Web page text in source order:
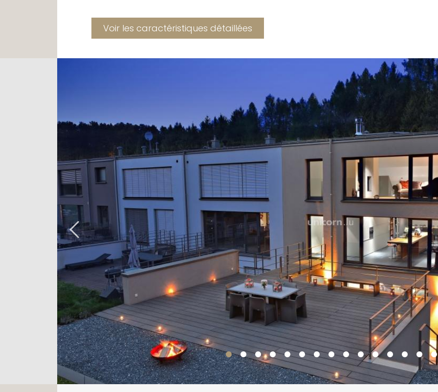
Voir les caractéristiques détaillées
La propriété vous
- une spacieuse entrée
en chêne avec éclairage
- une cave
- un local technique
- une pièce de rangement
- garage pouvant
- 3 chambres dont une
dressing ainsi qu'à sa
- une seconde salle de
- un patio de 35 m2
chambre d'une
Au deuxième étage :
- une grande cuisine
accès via la passerelle à
37 m2
- un WC de courtoisie
- une pièce de rangement
- une buanderie
Au dernier étage,
- un salon de 36 m2 en
chambre, cette
Prestations et finitions
et ardoise naturelle,